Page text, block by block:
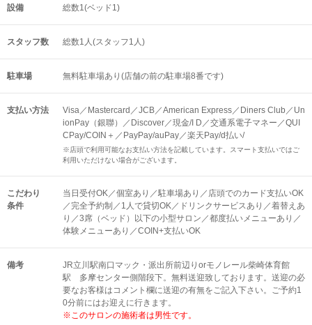
設備 総数1(ベッド1)
スタッフ数 総数1人(スタッフ1人)
駐車場 無料駐車場あり(店舗の前の駐車場8番です)
支払い方法
Visa／Mastercard／JCB／American Express／Diners Club／Un
ionPay（銀聯）／Discover／現金/I D／交通系電子マネー／QUI
CPay/COIN＋／PayPay/auPay／楽天Pay/d払い/
※店頭で利用可能なお支払い方法を記載しています。スマート支払いではご
利用いただけない場合がございます。
こだわり
条件
当日受付OK／個室あり／駐車場あり／店頭でのカード支払いOK
／完全予約制／1人で貸切OK／ドリンクサービスあり／着替えあ
り／3席（ベッド）以下の小型サロン／都度払いメニューあり／
体験メニューあり／COIN+支払いOK
備考
JR立川駅南口マック・派出所前辺りorモノレール柴崎体育館
駅 多摩センター側階段下。無料送迎致しております。送迎の必
要なお客様はコメント欄に送迎の有無をご記入下さい。ご予約1
0分前にはお迎えに行きます。
※このサロンの施術者は男性です。